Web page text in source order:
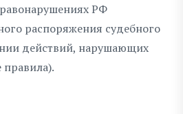
РФ
распоряжения судебного
действий, нарушающих
правила).